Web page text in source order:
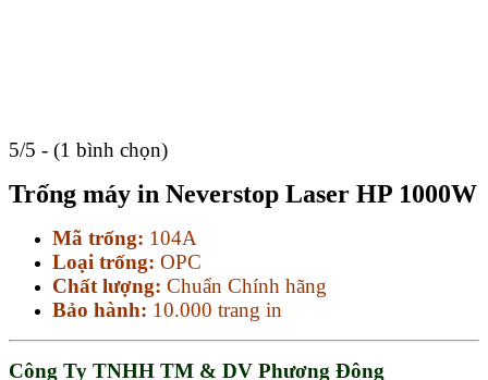
5/5 - (1 bình chọn)
Trống máy in Neverstop Laser HP 1000W
Mã trống: 104A
Loại trống: OPC
Chất lượng: Chuẩn Chính hãng
Bảo hành: 10.000 trang in
Công Ty TNHH TM & DV Phương Đông